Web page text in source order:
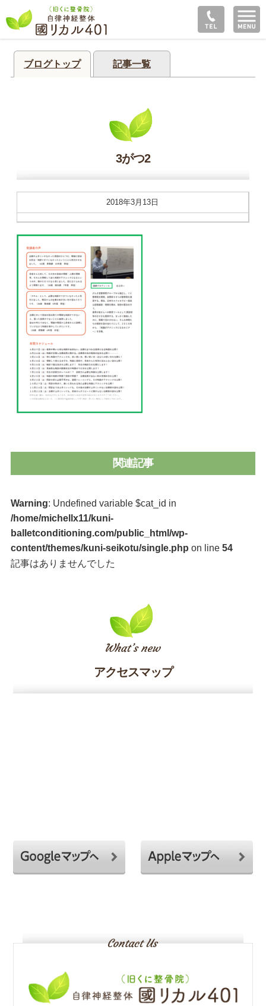
ブログトップ 記事一覧
3がつ2
2018年3月13日
関連記事
Warning: Undefined variable $cat_id in
/home/michellx11/kuni-
balletconditioning.com/public_html/wp-
content/themes/kuni-seikotu/single.php on line 54
記事はありませんでした
アクセスマップ